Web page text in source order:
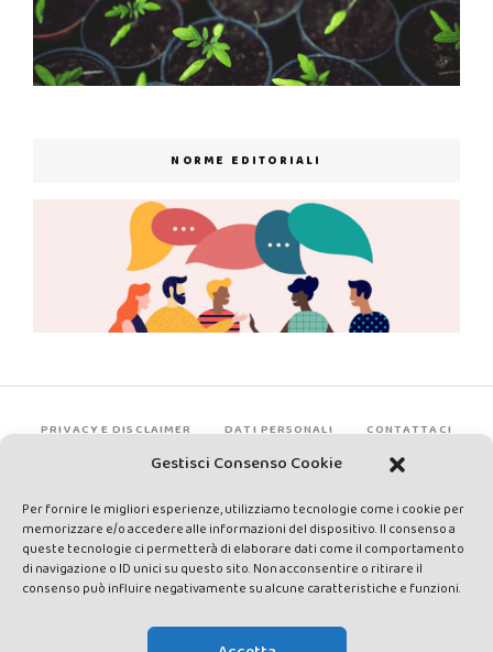
Gestisci Consenso Cookie
Per fornire le migliori esperienze, utilizziamo tecnologie come i cookie per
memorizzare e/o accedere alle informazioni del dispositivo. Il consenso a
queste tecnologie ci permetterà di elaborare dati come il comportamento
di navigazione o ID unici su questo sito. Non acconsentire o ritirare il
consenso può influire negativamente su alcune caratteristiche e funzioni.
NORME EDITORIALI
PRIVACY E DISCLAIMER DATI PERSONALI CONTATTACI
rights reserved - Testata registrata presso il Tribunale di Siena con